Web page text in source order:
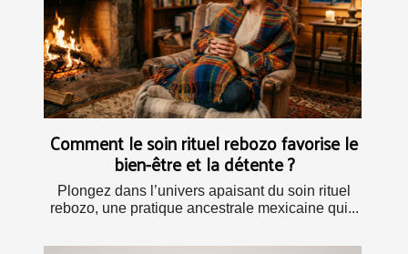
Comment le soin rituel rebozo favorise le
bien-être et la détente ?
Plongez dans l’univers apaisant du soin rituel
rebozo, une pratique ancestrale mexicaine qui...